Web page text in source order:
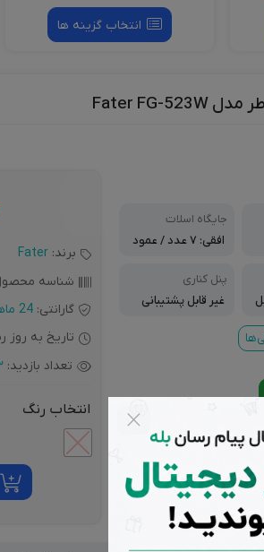
انتخاب گزینه ها
جایگاه اسلات
افقی: ۷ عدد / عمود
میل
پنل کناری
غیر قابل پشتیبانی
برند: Fater
شناسه
گارانتی: 24 ماهه تعویض فاطر
تاریخ به روز
تعداد بازدید:
انتخاب رنگ